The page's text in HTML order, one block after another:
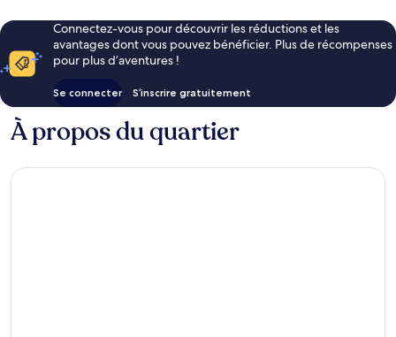
Connectez-vous pour découvrir les réductions et les
avantages dont vous pouvez bénéficier. Plus de récompenses
pour plus d’aventures !
Se connecter S’inscrire gratuitement
À propos du quartier